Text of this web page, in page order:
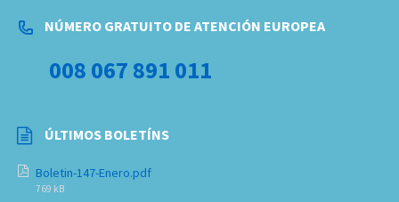
NÚMERO GRATUITO DE ATENCIÓN EUROPEA
008 067 891 011
ÚLTIMOS BOLETÍNS
Boletin-147-Enero.pdf
769 kB